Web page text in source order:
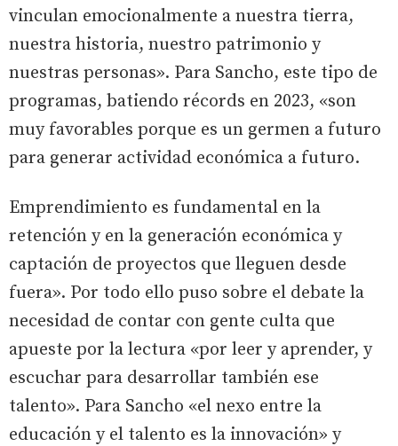
vinculan emocionalmente a nuestra tierra,
nuestra historia, nuestro patrimonio y
nuestras personas». Para Sancho, este tipo de
programas, batiendo récords en 2023, «son
muy favorables porque es un germen a futuro
para generar actividad económica a futuro.
Emprendimiento es fundamental en la
retención y en la generación económica y
captación de proyectos que lleguen desde
fuera». Por todo ello puso sobre el debate la
necesidad de contar con gente culta que
apueste por la lectura «por leer y aprender, y
escuchar para desarrollar también ese
talento». Para Sancho «el nexo entre la
educación y el talento es la innovación» y